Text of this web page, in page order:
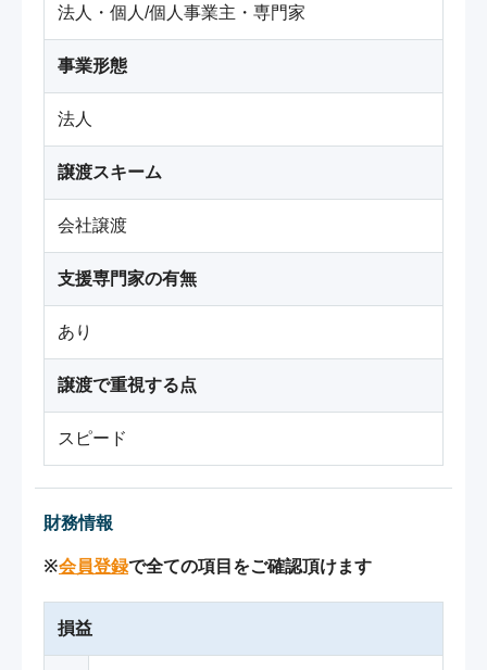
法人・個人/個人事業主・専門家
事業形態
法人
譲渡スキーム
会社譲渡
支援専門家の有無
あり
譲渡で重視する点
スピード
財務情報
※会員登録で全ての項目をご確認頂けます
損益